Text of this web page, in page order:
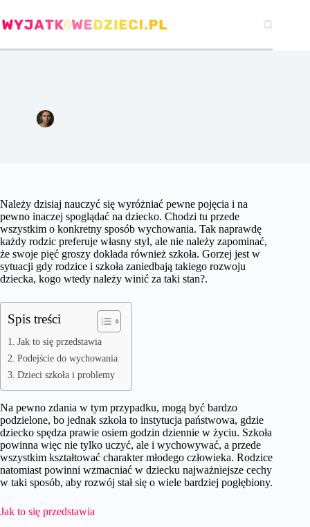
do
treści
Należy dzisiaj nauczyć się wyróżniać pewne pojęcia i na
pewno inaczej spoglądać na dziecko. Chodzi tu przede
wszystkim o konkretny sposób wychowania. Tak naprawdę
każdy rodzic preferuje własny styl, ale nie należy zapominać,
że swoje pięć groszy dokłada również szkoła. Gorzej jest w
sytuacji gdy rodzice i szkoła zaniedbają takiego rozwoju
dziecka, kogo wtedy należy winić za taki stan?.
Spis treści
Jak to się przedstawia
Podejście do wychowania
Dzieci szkoła i problemy
Na pewno zdania w tym przypadku, mogą być bardzo
podzielone, bo jednak szkoła to instytucja państwowa, gdzie
dziecko spędza prawie osiem godzin dziennie w życiu. Szkoła
powinna więc nie tylko uczyć, ale i wychowywać, a przede
wszystkim kształtować charakter młodego człowieka. Rodzice
natomiast powinni wzmacniać w dziecku najważniejsze cechy
w taki sposób, aby rozwój stał się o wiele bardziej pogłębiony.
Jak to się przedstawia